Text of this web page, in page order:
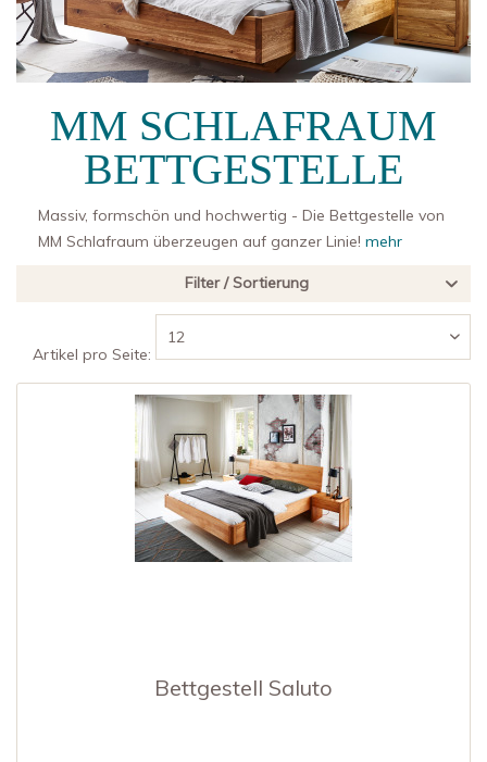
MM SCHLAFRAUM
BETTGESTELLE
Massiv, formschön und hochwertig - Die Bettgestelle von
MM Schlafraum überzeugen auf ganzer Linie! mehr
Filter / Sortierung
Artikel pro Seite:
Bettgestell Saluto